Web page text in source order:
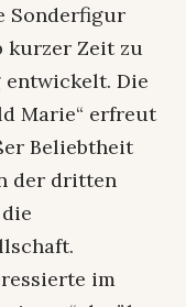
Sonderfigur
kurzer Zeit zu
entwickelt. Die
Marie“ erfreut
Beliebtheit
der dritten
im